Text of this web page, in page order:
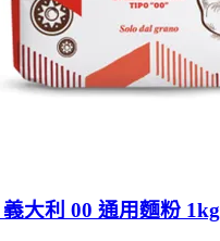
義大利 00 通用麵粉 1kg